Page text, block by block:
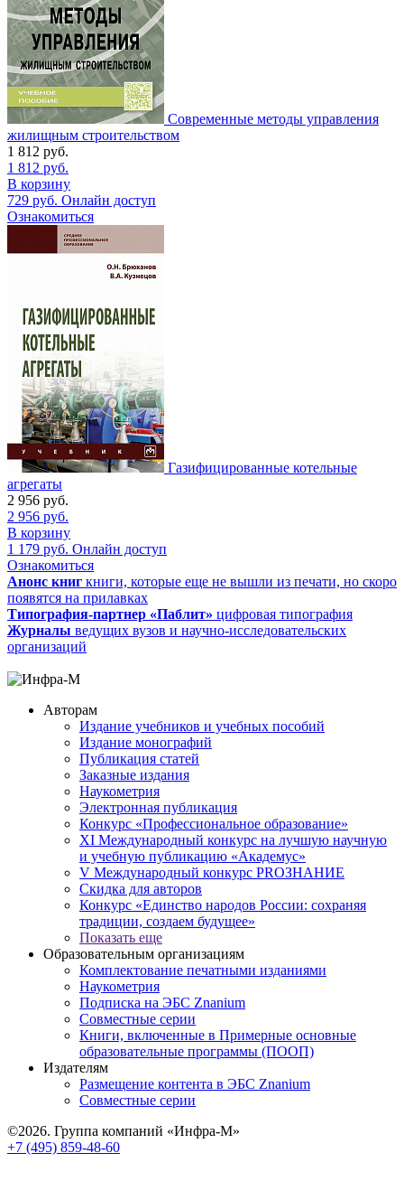
Современные методы управления
жилищным строительством
1 812 руб.
1 812 руб.
В корзину
729 руб. Онлайн доступ
Ознакомиться
Газифицированные котельные
агрегаты
2 956 руб.
2 956 руб.
В корзину
1 179 руб. Онлайн доступ
Ознакомиться
Анонс книг книги, которые еще не вышли из печати, но скоро
появятся на прилавках
Типография-партнер «Паблит» цифровая типография
Журналы ведущих вузов и научно-исследовательских
организаций
Авторам
Издание учебников и учебных пособий
Издание монографий
Публикация статей
Заказные издания
Наукометрия
Электронная публикация
Конкурс «Профессиональное образование»
XI Международный конкурс на лучшую научную
и учебную публикацию «Академус»
V Международный конкурс PROЗНАНИЕ
Скидка для авторов
Конкурс «Единство народов России: сохраняя
традиции, создаем будущее»
Показать еще
Образовательным организациям
Комплектование печатными изданиями
Наукометрия
Подписка на ЭБС Znanium
Совместные серии
Книги, включенные в Примерные основные
образовательные программы (ПООП)
Издателям
Размещение контента в ЭБС Znanium
Совместные серии
©2026. Группа компаний «Инфра-М»
+7 (495) 859-48-60